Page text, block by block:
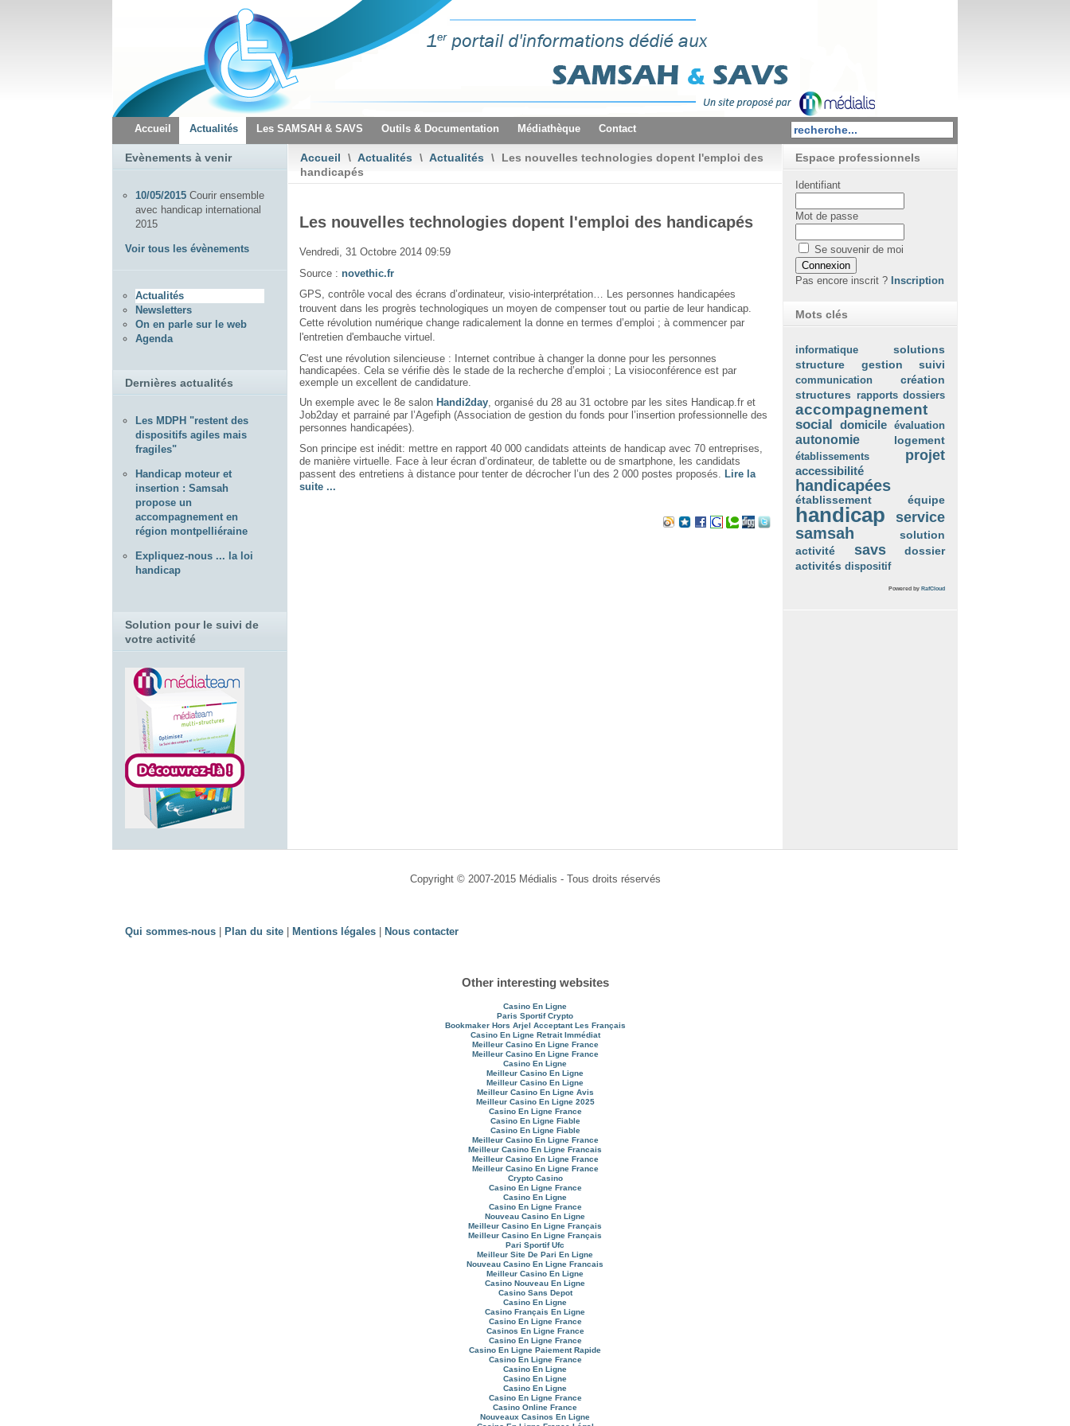
Accueil Actualités Les SAMSAH & SAVS Outils & Documentation Médiathèque Contact
Accueil \ Actualités \ Actualités \
Les nouvelles technologies dopent l'emploi des
handicapés
Les nouvelles technologies dopent l'emploi des handicapés
Vendredi, 31 Octobre 2014 09:59
Source : novethic.fr
GPS, contrôle vocal des écrans d’ordinateur, visio-interprétation… Les personnes handicapées
trouvent dans les progrès technologiques un moyen de compenser tout ou partie de leur handicap.
Cette révolution numérique change radicalement la donne en termes d’emploi ; à commencer par
l'entretien d'embauche virtuel.
C'est une révolution silencieuse : Internet contribue à changer la donne pour les personnes
handicapées. Cela se vérifie dès le stade de la recherche d’emploi ; La visioconférence est par
exemple un excellent de candidature.
Un exemple avec le 8e salon Handi2day , organisé du 28 au 31 octobre par les sites Handicap.fr et
Job2day et parrainé par l’Agefiph (Association de gestion du fonds pour l’insertion professionnelle des
personnes handicapées).
Son principe est inédit: mettre en rapport 40 000 candidats atteints de handicap avec 70 entreprises,
de manière virtuelle. Face à leur écran d’ordinateur, de tablette ou de smartphone, les candidats
passent des entretiens à distance pour tenter de décrocher l’un des 2 000 postes proposés. Lire la
suite ...
Evènements à venir
10/05/2015 Courir ensemble
avec handicap international
2015
Voir tous les évènements
Actualités
Newsletters
On en parle sur le web
Agenda
Dernières actualités
Les MDPH "restent des
dispositifs agiles mais
fragiles"
Handicap moteur et
insertion : Samsah
propose un
accompagnement en
région montpelliéraine
Expliquez-nous ... la loi
handicap
Solution pour le suivi de
votre activité
Espace professionnels
Identifiant
Mot de passe
Se souvenir de moi
Pas encore inscrit ? Inscription
Mots clés
informatique solutions
structure gestion suivi
communication
création
structures rapports dossiers
accompagnement
social domicile évaluation
autonomie
logement
établissements
projet
accessibilité
handicapées
établissement équipe
handicap service
samsah solution
activité savs dossier
activités dispositif
Powered by RafCloud
Copyright © 2007-2015 Médialis - Tous droits réservés
Qui sommes-nous Plan du site Mentions légales Nous contacter
Other interesting websites
Casino En Ligne
Paris Sportif Crypto
Bookmaker Hors Arjel Acceptant Les Français
Casino En Ligne Retrait Immédiat
Meilleur Casino En Ligne France
Meilleur Casino En Ligne France
Casino En Ligne
Meilleur Casino En Ligne
Meilleur Casino En Ligne
Meilleur Casino En Ligne Avis
Meilleur Casino En Ligne 2025
Casino En Ligne France
Casino En Ligne Fiable
Casino En Ligne Fiable
Meilleur Casino En Ligne France
Meilleur Casino En Ligne Francais
Meilleur Casino En Ligne France
Meilleur Casino En Ligne France
Crypto Casino
Casino En Ligne France
Casino En Ligne
Casino En Ligne France
Nouveau Casino En Ligne
Meilleur Casino En Ligne Français
Meilleur Casino En Ligne Français
Pari Sportif Ufc
Meilleur Site De Pari En Ligne
Nouveau Casino En Ligne Francais
Meilleur Casino En Ligne
Casino Nouveau En Ligne
Casino Sans Depot
Casino En Ligne
Casino Français En Ligne
Casino En Ligne France
Casinos En Ligne France
Casino En Ligne France
Casino En Ligne Paiement Rapide
Casino En Ligne France
Casino En Ligne
Casino En Ligne
Casino En Ligne
Casino En Ligne France
Casino Online France
Nouveaux Casinos En Ligne